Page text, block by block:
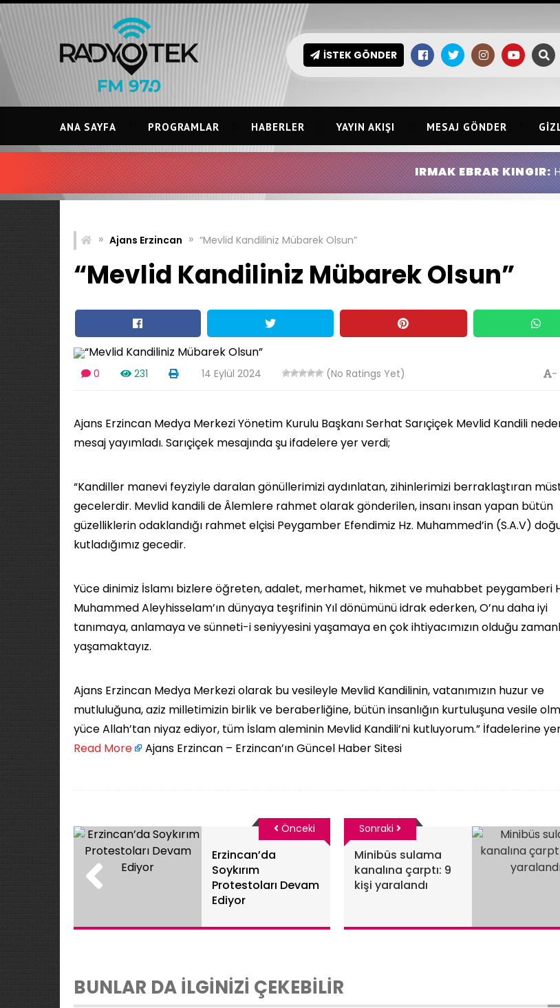
Skip
to
content
İSTEK GÖNDER
ANA SAYFA PROGRAMLAR HABERLER YAYIN AKIŞI MESAJ GÖNDER
IRMAK EBRAR KINGIR:HİLMİ ERSİN
» Ajans Erzincan » “Mevlid Kandiliniz Mübarek Olsun”
“Mevlid Kandiliniz Mübarek Olsun”
0 231 14 Eylül 2024 (No Ratings Yet) -
Ajans Erzincan Medya Merkezi Yönetim Kurulu Başkanı Serhat Sarıçiçek Mevlid Kandili
mesaj yayımladı. Sarıçiçek mesajında şu ifadelere yer verdi;
“Kandiller manevi feyziyle daralan gönüllerimizi aydınlatan, zihinlerimizi berraklaştıran
gecelerdir. Mevlid kandili de Âlemlere rahmet olarak gönderilen, insanı insan yapan bütün
güzelliklerin odaklandığı rahmet elçisi Peygamber Efendimiz Hz. Muhammed’in (S.A.V)
kutladığımız gecedir.
Yüce dinimiz İslamı bizlere öğreten, adalet, merhamet, hikmet ve muhabbet peygamberi
Muhammed Aleyhisselam’ın dünyaya teşrifinin Yıl dönümünü idrak ederken, O’nu daha iyi
tanımaya, anlamaya ve sünneti-i seniyyesini yaşamaya en çok ihtiyacımızın olduğu
yaşamaktayız.
Ajans Erzincan Medya Merkezi olarak bu vesileyle Mevlid Kandilinin, vatanımızın huzur ve
mutluluğuna, aziz milletimizin birlik ve beraberliğine, bütün insanlığın kurtuluşuna vesile
yüce Allah’tan niyaz ediyor, tüm İslam aleminin Mevlid Kandili’ni kutluyorum.” İfadelerine
Read More
Ajans Erzincan – Erzincan’ın Güncel Haber Sitesi
Erzincan’da
Soykırım
Protestoları Devam
Ediyor
Önceki
Minibüs sulama
kanalına çarptı: 9
kişi yaralandı
Sonraki
BUNLAR DA İLGİNİZİ ÇEKEBİLİR